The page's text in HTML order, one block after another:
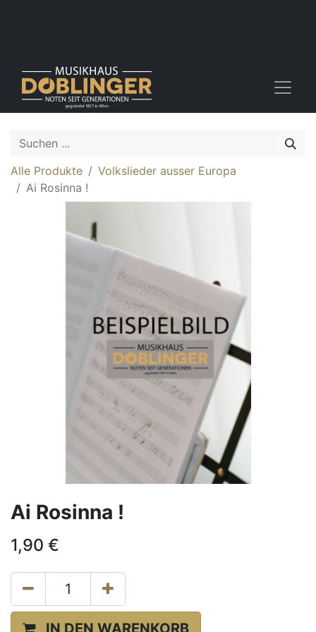
Alle Produkte
Volkslieder ausser Europa
Ai Rosinna !
Ai Rosinna !
1,90 €
IN DEN WARENKORB